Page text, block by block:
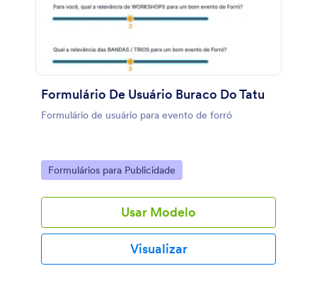
Formulário De Usuário Buraco Do Tatu
Formulário de usuário para evento de forró
Go to Category:
Formulários para Publicidade
Usar Modelo
Visualizar